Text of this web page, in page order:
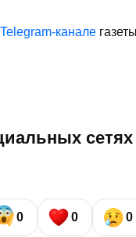
Telegram-канале
сетях
0 0 0